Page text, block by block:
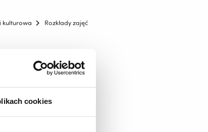
cookies
kulturowa Rozkłady zajęć